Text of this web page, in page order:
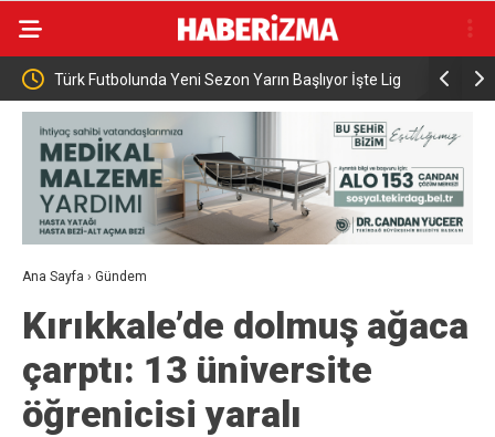
Türk Futbolunda Yeni Sezon Yarın Başlıyor İşte Lig
Lig 1. Hafta Müsabaka Programı ve Maç Takvimi
Adalet
Behçet
Ana Sayfa › Gündem
Kırıkkale’de dolmuş ağaca
çarptı: 13 üniversite
öğrenicisi yaralı